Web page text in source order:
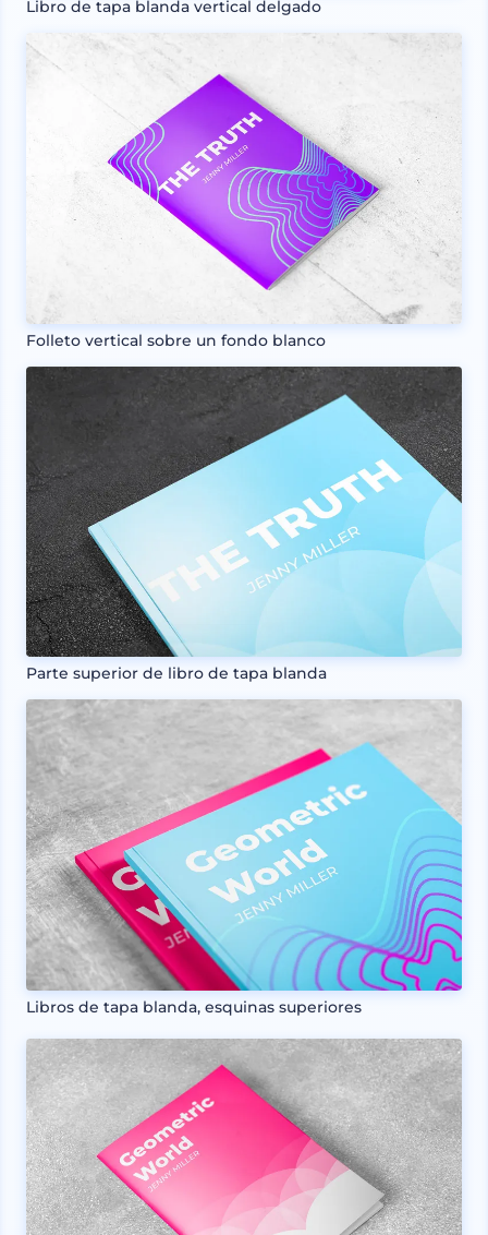
Libro de tapa blanda vertical delgado
Folleto vertical sobre un fondo blanco
Parte superior de libro de tapa blanda
Libros de tapa blanda, esquinas superiores